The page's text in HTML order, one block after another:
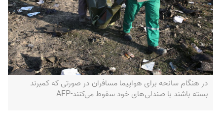
در هنگام سانحه برای هواپیما مسافران در صورتی که کمبرند
بسته باشند با صندلی‌های خود سقوط می‌کنند-AFP